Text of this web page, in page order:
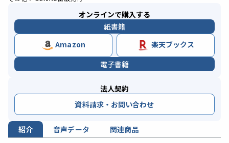
オンラインで購入する
紙書籍
Amazon
楽天ブックス
電子書籍
法人契約
資料請求・お問い合わせ
紹介 音声データ 関連商品